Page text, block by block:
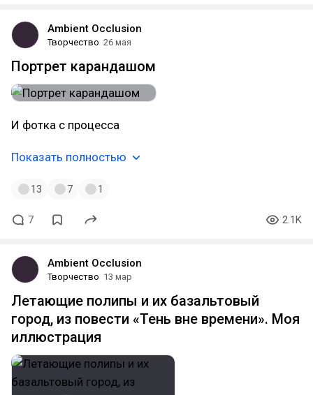
Ambient Occlusion
Творчество 26 мая
Портрет карандашом
И фотка с процесса
Показать полностью
13 7 1
7 2.1K
Ambient Occlusion
Творчество 13 мар
Летающие полипы и их базальтовый
город, из повести «Тень вне времени». Моя
иллюстрация